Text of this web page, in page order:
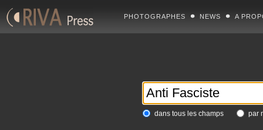
PHOTOGRAPHES NEWS A
dans tous les champs par